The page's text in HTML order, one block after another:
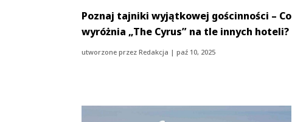
Poznaj tajniki wyjątkowej gościnności – Co
wyróżnia „The Cyrus” na tle innych hoteli?
utworzone przezRedakcja |paź 10, 2025